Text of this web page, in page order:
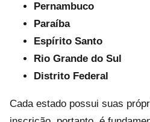
Pernambuco
Paraíba
Espírito Santo
Rio Grande do Sul
Distrito Federal
Cada estado possui suas